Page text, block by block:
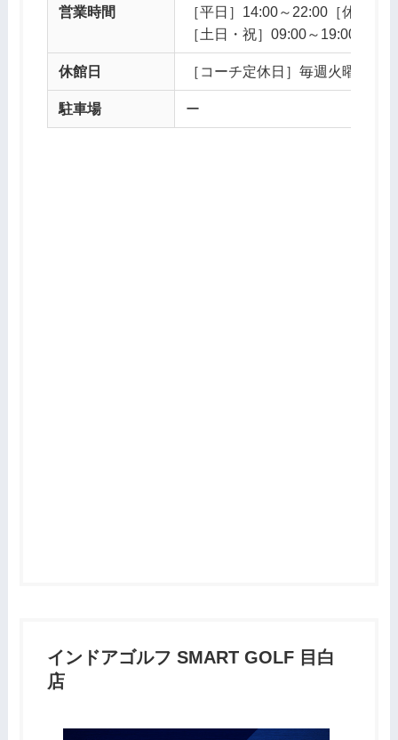
営業時間
［平日］14:00～22:00［休憩］
［土日・祝］09:00～19:00 ［休
休館日 ［コーチ定休日］毎週火曜日・
駐車場 ー
インドアゴルフ SMART GOLF 目白
店